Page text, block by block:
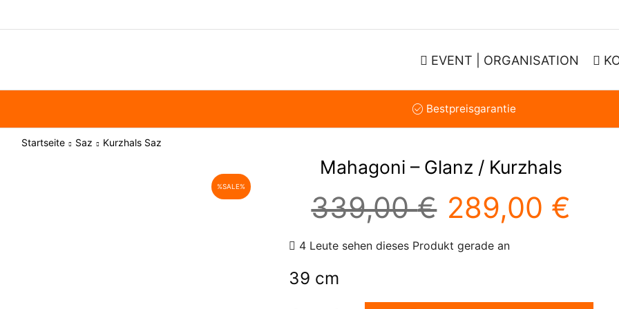
EVENT | ORGANISATION
Bestpreisgarantie
Startseite Saz Kurzhals Saz
%SALE%
Mahagoni – Glanz / Kurzhals
339,00€
Preis
war:
289,00 €
ist:
4 Leute sehen dieses Produkt gerade an
39 cm